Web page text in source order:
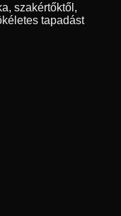
szakértőktől,
tapadást